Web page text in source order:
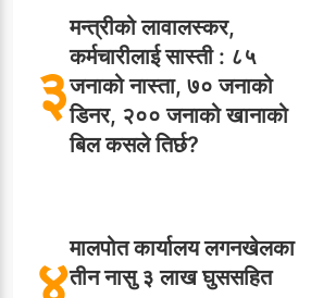
३
मन्त्रीको लावालस्कर,
कर्मचारीलाई सास्ती : ८५
जनाको नास्ता, ७० जनाको
डिनर, २०० जनाको खानाको
बिल कसले तिर्छ?
४मालपोत कार्यालय लगनखेलका
तीन नासु ३ लाख घुससहित